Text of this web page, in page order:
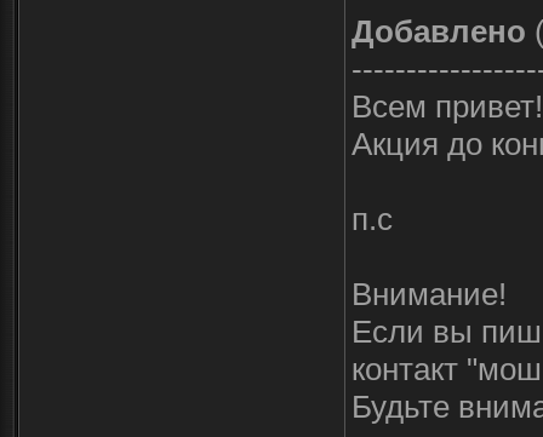
Добавлено
Всем привет!
Акция до
п.с
Внимание!
Если вы
контакт
Будьте